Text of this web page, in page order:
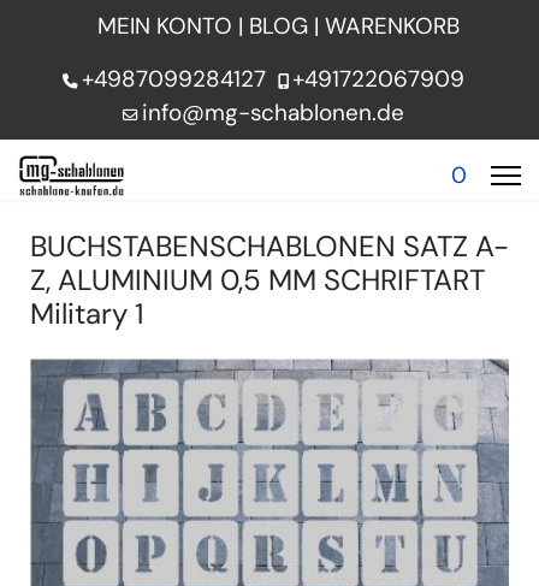
MEIN KONTO | BLOG | WARENKORB
+4987099284127
+491722067909
info@mg-schablonen.de
0
BUCHSTABENSCHABLONEN SATZ A-
Z, ALUMINIUM 0,5 MM SCHRIFTART
Military 1